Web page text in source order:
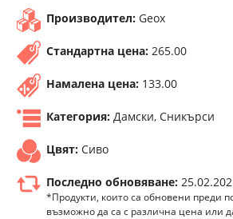
Производител: Geox
Стандартна цена: 265.00
Намалена цена: 133.00
Категория: Дамски, Сникърси
Цвят: Сиво
Последно обновяване:
*Продукти, които са обновени преди
възможно да са с различна цена или